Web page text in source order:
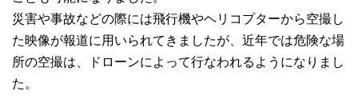
災害や事故などの際には飛行機やヘリコプターから空撮し
た映像が報道に用いられてきましたが、近年では危険な場
所の空撮は、ドローンによって行なわれるようになりまし
た。